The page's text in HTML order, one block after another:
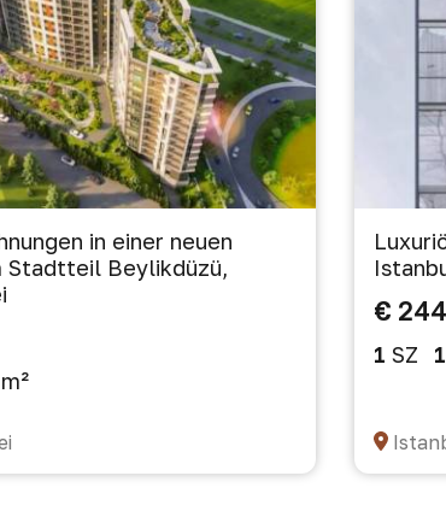
in einer neuen
Stadtteil Beylikdüzü,
m²
€
1 SZ 1